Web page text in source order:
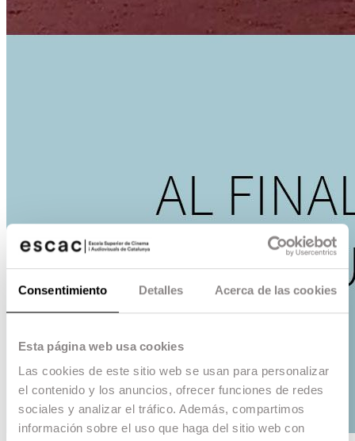
Consentimiento Detalles Acerca de las cookies
Esta página web usa cookies
Las cookies de este sitio web se usan para personalizar
el contenido y los anuncios, ofrecer funciones de redes
sociales y analizar el tráfico. Además, compartimos
información sobre el uso que haga del sitio web con